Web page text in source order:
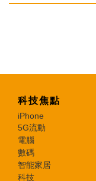
科技焦點
iPhone
5G流動
電腦
數碼
智能家居
科技